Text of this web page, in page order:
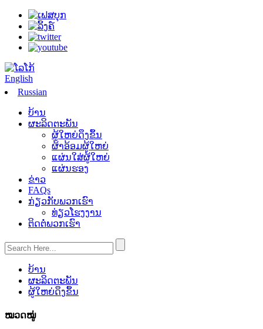
English
Russian
ບ້ານ
ຜະລິດຕະພັນ
ຜູ້ໃຫຍ່ດຶງຂຶ້ນ
ຜ້າອ້ອມຜູ້ໃຫຍ່
ແຜ່ນໃສ່ຜູ້ໃຫຍ່
ແຜ່ນຮອງ
ຂ່າວ
FAQs
ກ່ຽວ​ກັບ​ພວກ​ເຮົາ
ທ່ຽວໂຮງງານ
ຕິດ​ຕໍ່​ພວກ​ເຮົາ
ບ້ານ
ຜະລິດຕະພັນ
ຜູ້ໃຫຍ່ດຶງຂຶ້ນ
ໝວດໝູ່